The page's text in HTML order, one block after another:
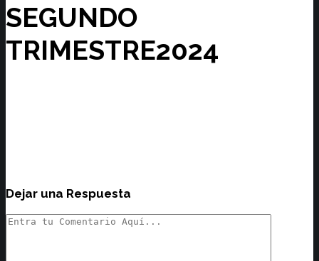
SEGUNDO
TRIMESTRE2024
Dejar una Respuesta